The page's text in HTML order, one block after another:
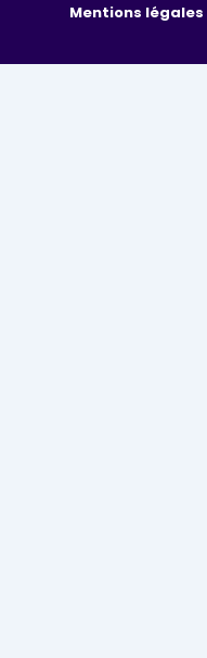
Mentions